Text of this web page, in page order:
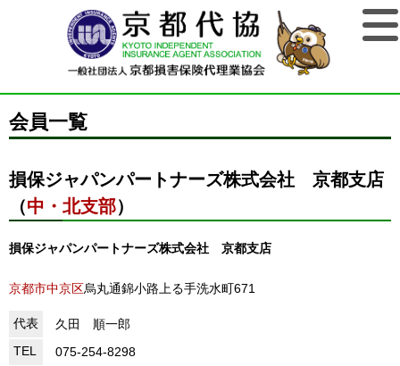
会員一覧
損保ジャパンパートナーズ株式会社 京都支店
（中・北支部）
損保ジャパンパートナーズ株式会社 京都支店
京都市中京区烏丸通錦小路上る手洗水町671
代表
久田 順一郎
TEL
075-254-8298